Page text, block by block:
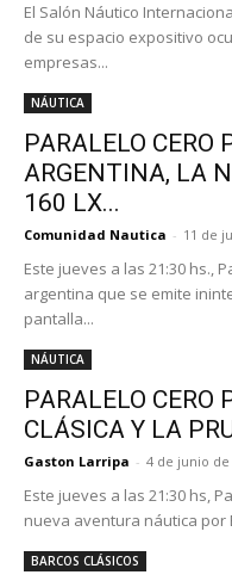
El Salón Náutico
de su espacio expositivo
empresas...
NÁUTICA
PARALELO CERO
ARGENTINA, LA
160 LX...
Comunidad Nautica - 11 de
Este jueves a las 21:30 hs.,
argentina que se emite
pantalla...
NÁUTICA
PARALELO CERO
CLÁSICA Y LA
Gaston Larripa - 4 de junio de
Este jueves a las 21:30 hs,
nueva aventura náutica por
BARCOS CLÁSICOS